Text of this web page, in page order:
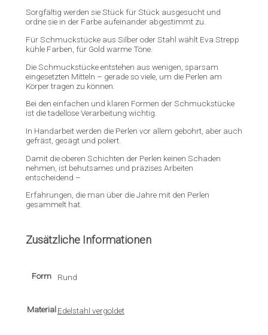
Sorgfältig werden sie Stück für Stück ausgesucht und
ordne sie in der Farbe aufeinander abgestimmt zu.
Für Schmuckstücke aus Silber oder Stahl wählt Eva Strepp
kühle Farben, für Gold warme Töne.
Die Schmuckstücke entstehen aus wenigen, sparsam
eingesetzten Mitteln – gerade so viele, um die Perlen am
Körper tragen zu können.
Bei den einfachen und klaren Formen der Schmuckstücke
ist die tadellose Verarbeitung wichtig.
In Handarbeit werden die Perlen vor allem gebohrt, aber auch
gefräst, gesägt und poliert.
Damit die oberen Schichten der Perlen keinen Schaden
nehmen, ist behutsames und präzises Arbeiten
entscheidend –
Erfahrungen, die man über die Jahre mit den Perlen
gesammelt hat.
Zusätzliche Informationen
Form Rund
Material Edelstahl vergoldet